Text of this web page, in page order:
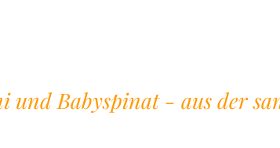
und Babyspinat - aus der